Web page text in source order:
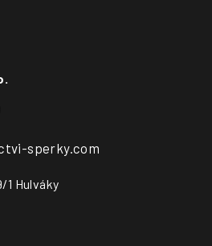
sperky.com
1 Hulváky